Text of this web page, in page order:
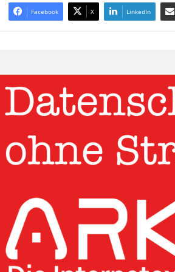
Facebook X LinkedIn